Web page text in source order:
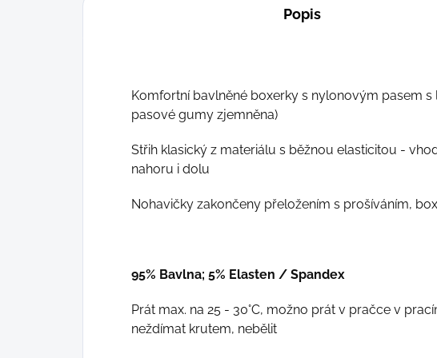
Popis
Komfortní bavlněné boxerky s nylonovým pasem s
pasové gumy zjemněna)
Střih klasický z materiálu s běžnou elasticitou -
nahoru i dolu
Nohavičky zakončeny přeložením s prošíváním,
95% Bavlna; 5% Elasten / Spandex
Prát max. na 25 - 30°C, možno prát v pračce v
neždímat krutem, nebělit